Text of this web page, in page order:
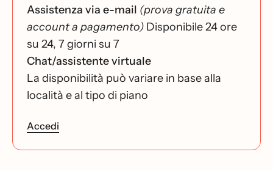
Assistenza via e-mail (prova gratuita e
account a pagamento) Disponibile 24 ore
su 24, 7 giorni su 7
Chat/assistente virtuale
La disponibilità può variare in base alla
località e al tipo di piano
Accedi